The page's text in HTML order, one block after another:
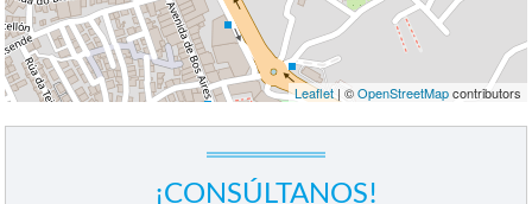
Leaflet| ©OpenStreetMapcontributors
¡CONSÚLTANOS!